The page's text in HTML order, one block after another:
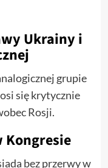
Ukrainy i
grupie
się krytycznie
Rosji.
Kongresie
bez przerwy w